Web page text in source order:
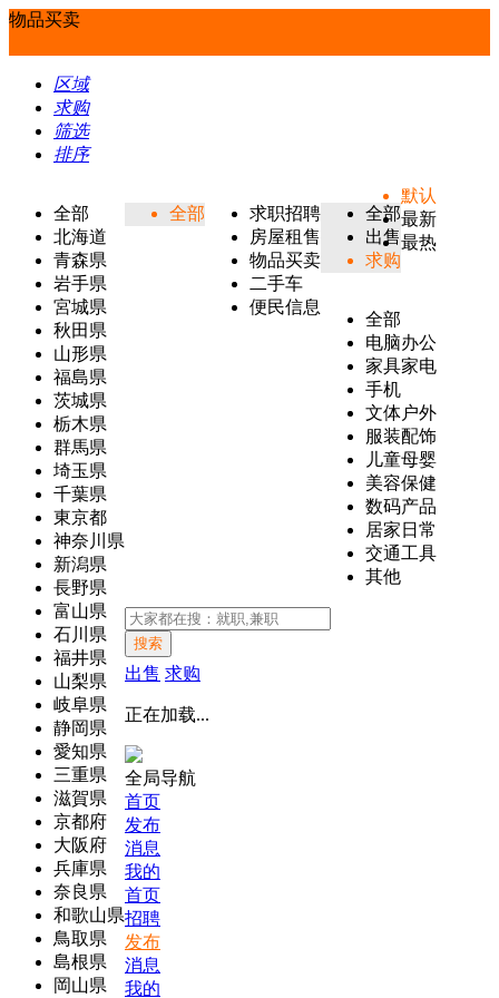
物品买卖
区域
求购
筛选
排序
全部
北海道
青森県
岩手県
宮城県
秋田県
山形県
福島県
茨城県
栃木県
群馬県
埼玉県
千葉県
東京都
神奈川県
新潟県
長野県
富山県
石川県
福井県
山梨県
岐阜県
静岡県
愛知県
三重県
滋賀県
京都府
大阪府
兵庫県
奈良県
和歌山県
鳥取県
島根県
岡山県
全部
求职招聘
房屋租售
物品买卖
二手车
便民信息
全部
出售
求购
全部
电脑办公
家具家电
手机
文体户外
服装配饰
儿童母婴
美容保健
数码产品
居家日常
交通工具
其他
默认
最新
最热
搜索
出售 求购
正在加载...
全局导航
首页
发布
消息
我的
首页
招聘
发布
消息
我的